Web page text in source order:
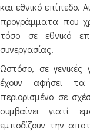
και εθνικό επίπεδο.
προγράμματα που
τόσο σε εθνικό
συνεργασίας.
Ωστόσο, σε
έχουν αφήσει τα
περιορισμένο σε
συμβαίνει γιατί
εμποδίζουν την